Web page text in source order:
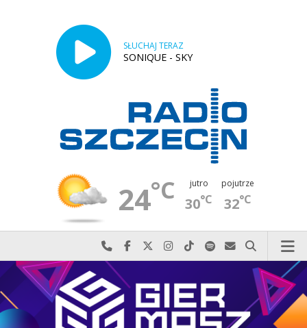
SŁUCHAJ TERAZ
SONIQUE - SKY
24°C jutro
30°C
pojutrze
32°C
Najlepiej po prostu do nas zadzwoń
Odwiedź nas na Facebook-u
Odwiedź nas na X
Odwiedź nas na Instagram-ie
Odwiedź nas na TikTok-u
Szukaj nas na Spotify
Wyślij do nas
Szukaj